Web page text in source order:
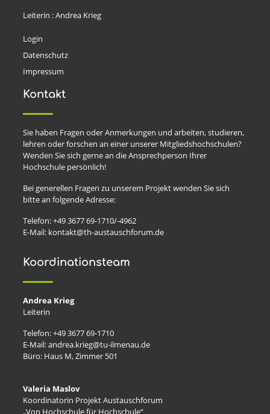
Leiterin : Andrea Krieg
Login
Datenschutz
Impressum
Kontakt
Sie haben Fragen oder Anmerkungen und arbeiten, studieren,
lehren oder forschen an einer unserer Mitgliedshochschulen?
Wenden Sie sich gerne an die Ansprechperson Ihrer
Hochschule persönlich!
Bei generellen Fragen zu unserem Projekt wenden Sie sich
bitte an folgende Adresse:
Telefon: +49 3677 69-1710/-4962
E-Mail: kontakt@th-austauschforum.de
Koordinationsteam
Andrea Krieg
Leiterin
Telefon: +49 3677 69-1710
E-Mail: andrea.krieg@tu-ilmenau.de
Büro: Haus M, Zimmer 501
Valeria Maslov
Koordinatorin Projekt Austauschforum
„Von Hochschule für Hochschule“